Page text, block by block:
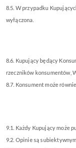
8.5. W przypadku
wyłączona.
8.6. Kupujący będący
rzeczników konsumentów,
8.7. Konsument może
9.1. Każdy Kupujący może
9.2. Opinie są